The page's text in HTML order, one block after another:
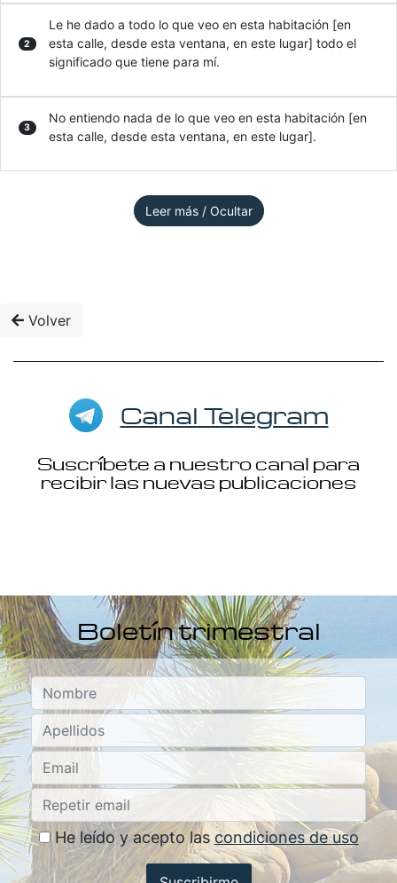
2
Le he dado a todo lo que veo en esta habitación [en
esta calle, desde esta ventana, en este lugar] todo el
significado que tiene para mí.
3
No entiendo nada de lo que veo en esta habitación [en
esta calle, desde esta ventana, en este lugar].
Leer más / Ocultar
Volver
Canal Telegram
Suscríbete a nuestro canal para
recibir las nuevas publicaciones
Boletín trimestral
He leído y acepto las condiciones de uso